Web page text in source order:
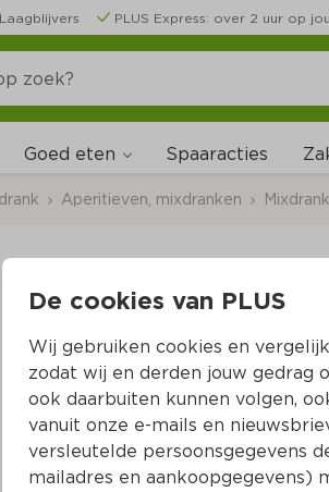
PLUS Express: over 2 uur op
Goed eten Spaaracties
Aperitieven, mixdranken
Palm
Per Blik 250 ml
1.89
De cookies van PLUS
Wij gebruiken cookies en
zodat wij en derden jouw gedrag
ook daarbuiten kunnen volgen,
vanuit onze e-mails en
versleutelde persoonsgegevens
mailadres en aankoopgegevens)